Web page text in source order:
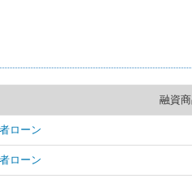
融資
ローン
ローン